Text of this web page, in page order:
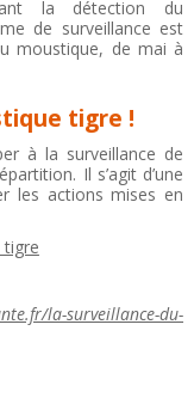
la détection du
de surveillance est
moustique, de mai à
tigre !
à la surveillance de
Il s’agit d’une
les actions mises en
tigre
la-surveillance-du-